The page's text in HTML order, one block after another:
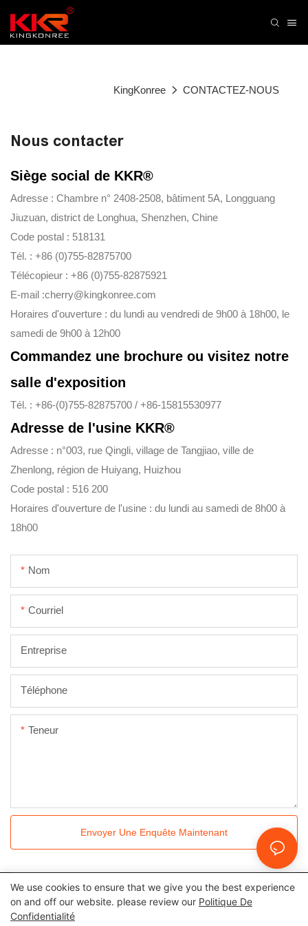
KingKonree CONTACTEZ-NOUS
Nous contacter
Siège social de KKR®
Adresse : Chambre n° 2408-2508, bâtiment 5A, Longguang
Jiuzuan, district de Longhua, Shenzhen, Chine
Code postal : 518131
Tél. : +86 (0)755-82875700
Télécopieur : +86 (0)755-82875921
E-mail :cherry@kingkonree.com
Horaires d'ouverture : du lundi au vendredi de 9h00 à 18h00, le
samedi de 9h00 à 12h00
Commandez une brochure ou visitez notre
salle d'exposition
Tél. : +86-(0)755-82875700 / +86-15815530977
Adresse de l'usine KKR®
Adresse : n°003, rue Qingli, village de Tangjiao, ville de
Zhenlong, région de Huiyang, Huizhou
Code postal : 516 200
Horaires d'ouverture de l'usine : du lundi au samedi de 8h00 à
18h00
Nom
Courriel
Entreprise
Téléphone
Teneur
Envoyer Une Enquête Maintenant
Tous droits réservés © 2024 Kingkonree International China
Surface Industrial Co., Ltd |
We use cookies to ensure that we give you the best experience
on and off our website. please review our Politique De
Confidentialité